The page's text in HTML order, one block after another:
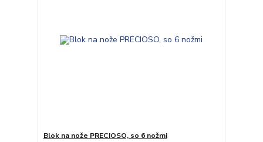
Blok na nože PRECIOSO, so 6 nožmi